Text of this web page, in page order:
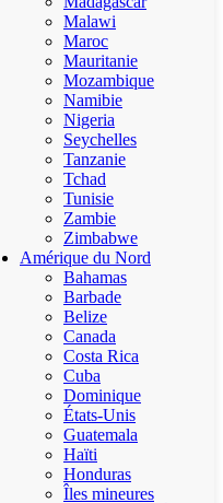
Malawi
Maroc
Mauritanie
Mozambique
Namibie
Nigeria
Seychelles
Tanzanie
Tchad
Tunisie
Zambie
Zimbabwe
Amérique du Nord
Bahamas
Barbade
Belize
Canada
Costa Rica
Cuba
Dominique
États-Unis
Guatemala
Haïti
Honduras
Îles mineures